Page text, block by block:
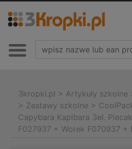
3kropki.pl > Artykuły szkolne
> Zestawy szkolne >
Capybara Kapibara 3el.
F027937 + Worek F070937 +